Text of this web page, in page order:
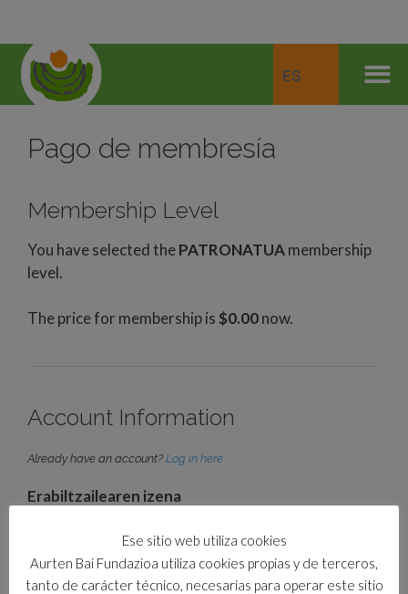
ES
Pago de membresía
Membership Level
You have selected thePATRONATUAmembership
level.
The price for membership is$0.00now.
Account Information
Already have an account? Log in here
Erabiltzailearen izena
Password
Ese sitio web utiliza cookies
Aurten Bai Fundazioa utiliza cookies propias y de terceros,
tanto de carácter técnico, necesarias para operar este sitio